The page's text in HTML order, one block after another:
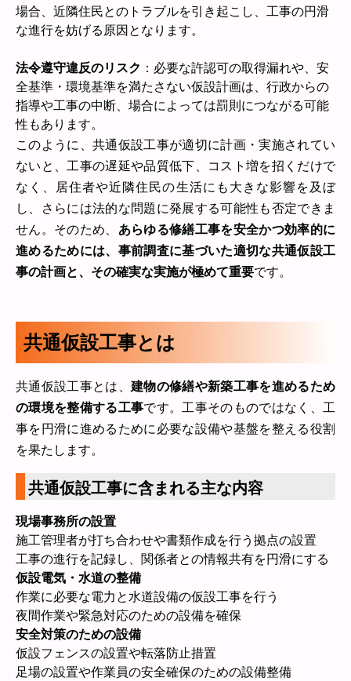
場合、近隣住民とのトラブルを引き起こし、工事の円滑
な進行を妨げる原因となります。
法令遵守違反のリスク ：必要な許認可の取得漏れや、安
全基準・環境基準を満たさない仮設計画は、行政からの
指導や工事の中断、場合によっては罰則につながる可能
性もあります。
このように、共通仮設工事が適切に計画・実施されてい
ないと、工事の遅延や品質低下、コスト増を招くだけで
なく、居住者や近隣住民の生活にも大きな影響を及ぼ
し、さらには法的な問題に発展する可能性も否定できま
せん。そのため、 あらゆる修繕工事を安全かつ効率的に
進めるためには、事前調査に基づいた適切な共通仮設工
事の計画と、その確実な実施が極めて重要です。
共通仮設工事とは
共通仮設工事とは、 建物の修繕や新築工事を進めるため
の環境を整備する工事です。工事そのものではなく、工
事を円滑に進めるために必要な設備や基盤を整える役割
を果たします。
共通仮設工事に含まれる主な内容
現場事務所の設置
施工管理者が打ち合わせや書類作成を行う拠点の設置
工事の進行を記録し、関係者との情報共有を円滑にする
仮設電気・水道の整備
作業に必要な電力と水道設備の仮設工事を行う
夜間作業や緊急対応のための設備を確保
安全対策のための設備
仮設フェンスの設置や転落防止措置
足場の設置や作業員の安全確保のための設備整備